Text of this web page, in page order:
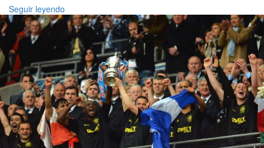
Seguir leyendo